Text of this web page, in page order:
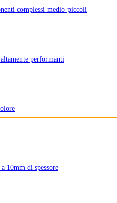
complessi medio-piccoli
performanti
10mm di spessore